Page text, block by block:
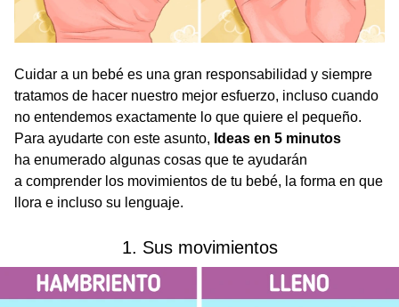
Cuidar a un bebé es una gran responsabilidad y siempre
tratamos de hacer nuestro mejor esfuerzo, incluso cuando
no entendemos exactamente lo que quiere el pequeño.
Para ayudarte con este asunto, Ideas en 5 minutos
ha enumerado algunas cosas que te ayudarán
a comprender los movimientos de tu bebé, la forma en que
llora e incluso su lenguaje.
1. Sus movimientos